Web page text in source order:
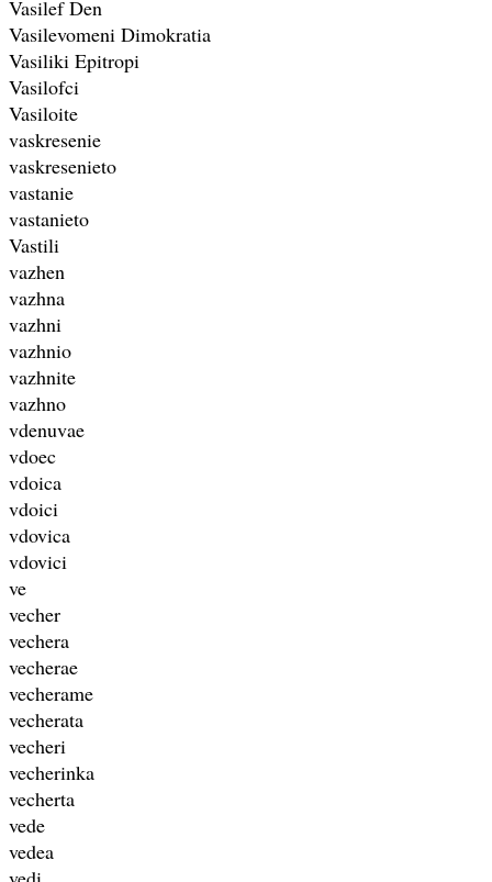
Vasilef Den
Vasilevomeni Dimokratia
Vasiliki Epitropi
Vasilofci
Vasiloite
vaskresenie
vaskresenieto
vastanie
vastanieto
Vastili
vazhen
vazhna
vazhni
vazhnio
vazhnite
vazhno
vdenuvae
vdoec
vdoica
vdoici
vdovica
vdovici
ve
vecher
vechera
vecherae
vecherame
vecherata
vecheri
vecherinka
vecherta
vede
vedea